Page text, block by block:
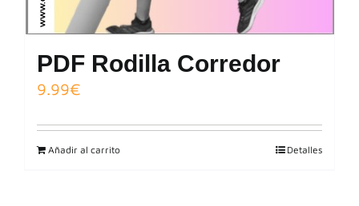
PDF Rodilla Corredor
9.99€
Añadir al carrito Detalles